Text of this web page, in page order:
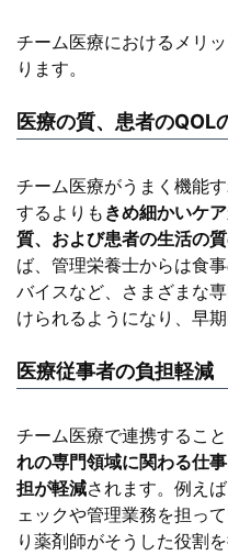
チーム医療におけるメリ
ります。
医療の質、患者のQOL
チーム医療がうまく機能
するよりも きめ細かいケ
質、および患者の生活の
ば、管理栄養士からは食
バイスなど、さまざまな
けられるようになり、早
医療従事者の負担軽減
チーム医療で連携するこ
れの専門領域に関わる仕
担が軽減されます。例え
ェックや管理業務を担っ
り薬剤師がそうした役割